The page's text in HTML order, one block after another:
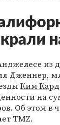
из
Дженнер,
Ким
на
Об этом в
TMZ.